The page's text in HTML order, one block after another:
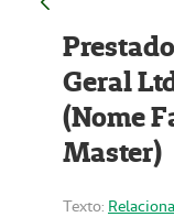
Geral
(Nome
Master)
Texto: